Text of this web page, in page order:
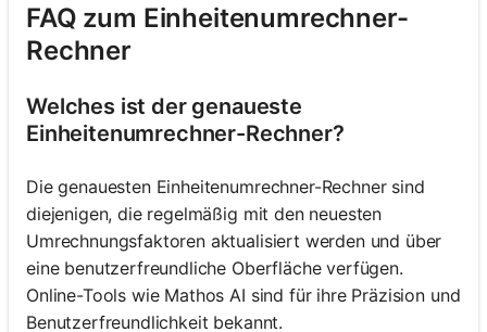
FAQ zum Einheitenumrechner-
Rechner
Welches ist der genaueste
Einheitenumrechner-Rechner?
Die genauesten Einheitenumrechner-Rechner sind
diejenigen, die regelmäßig mit den neuesten
Umrechnungsfaktoren aktualisiert werden und über
eine benutzerfreundliche Oberfläche verfügen.
Online-Tools wie Mathos AI sind für ihre Präzision und
Benutzerfreundlichkeit bekannt.